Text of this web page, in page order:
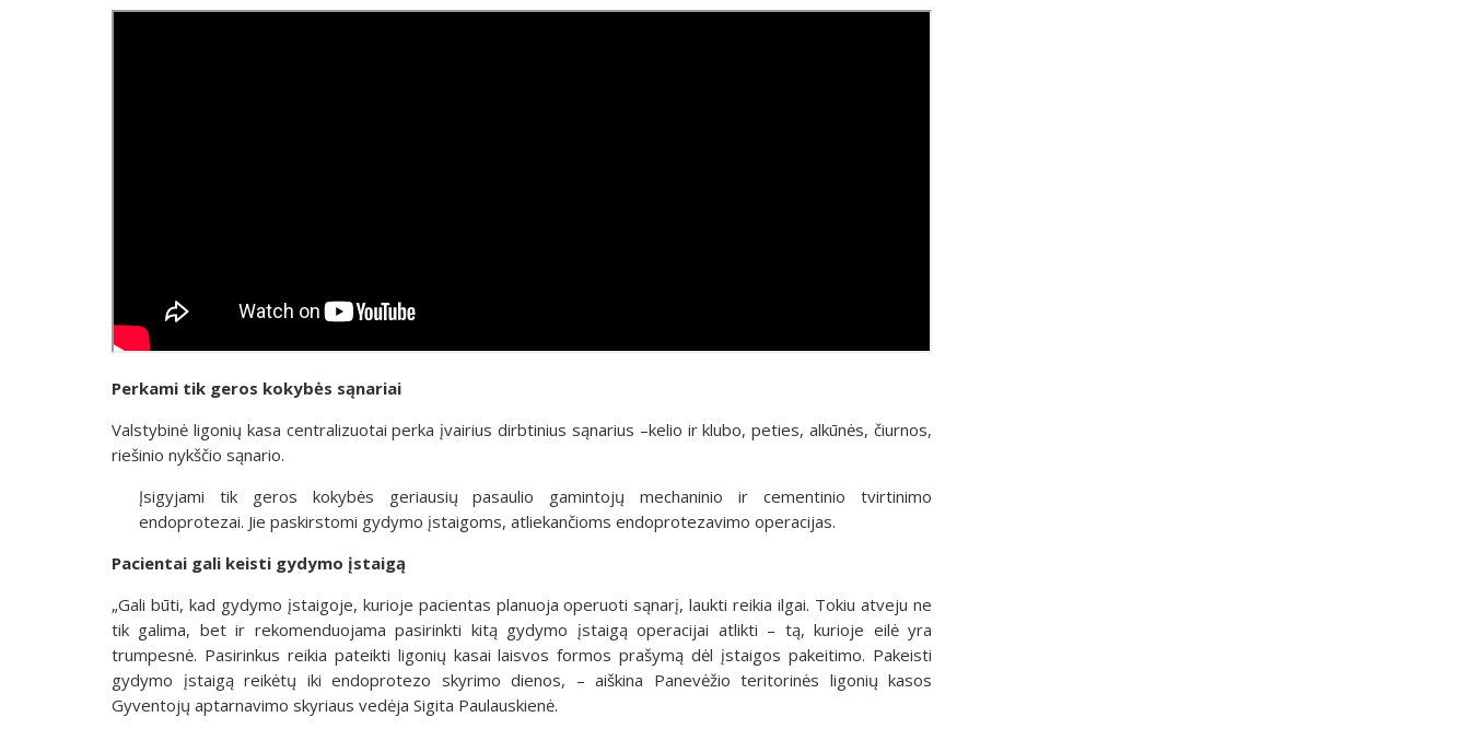
Perkami tik geros kokybės sąnariai
Valstybinė ligonių kasa centralizuotai perka įvairius dirbtinius sąnarius –kelio ir klubo, peties, alkūnės, čiurnos,
riešinio nykščio sąnario.
Įsigyjami tik geros kokybės geriausių pasaulio gamintojų mechaninio ir cementinio tvirtinimo
endoprotezai. Jie paskirstomi gydymo įstaigoms, atliekančioms endoprotezavimo operacijas.
Pacientai gali keisti gydymo įstaigą
„Gali būti, kad gydymo įstaigoje, kurioje pacientas planuoja operuoti sąnarį, laukti reikia ilgai. Tokiu atveju ne
tik galima, bet ir rekomenduojama pasirinkti kitą gydymo įstaigą operacijai atlikti – tą, kurioje eilė yra
trumpesnė. Pasirinkus reikia pateikti ligonių kasai laisvos formos prašymą dėl įstaigos pakeitimo. Pakeisti
gydymo įstaigą reikėtų iki endoprotezo skyrimo dienos, – aiškina Panevėžio teritorinės ligonių kasos
Gyventojų aptarnavimo skyriaus vedėja Sigita Paulauskienė.